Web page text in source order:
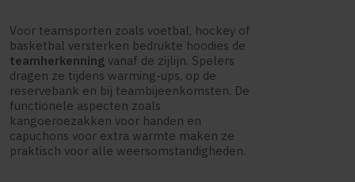
Voor teamsporten zoals voetbal, hockey of
basketbal versterken bedrukte hoodies de
teamherkenning vanaf de zijlijn. Spelers
dragen ze tijdens warming-ups, op de
reservebank en bij teambijeenkomsten. De
functionele aspecten zoals
kangoeroezakken voor handen en
capuchons voor extra warmte maken ze
praktisch voor alle weersomstandigheden.